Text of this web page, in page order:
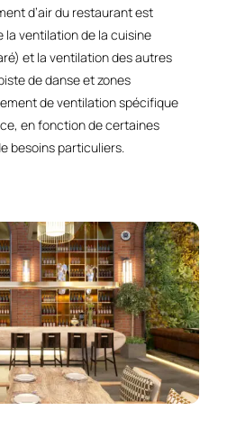
d’air du restaurant est
ventilation de la cuisine
et la ventilation des autres
de danse et zones
de ventilation spécifique
en fonction de certaines
besoins particuliers.